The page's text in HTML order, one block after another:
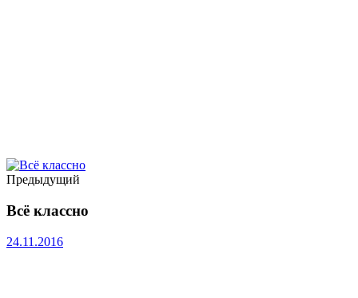
Предыдущий
Всё классно
24.11.2016